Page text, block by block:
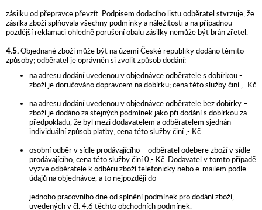
zásilku od přepravce převzít. Podpisem dodacího listu odběratel stvrzuje, že
zásilka zboží splňovala všechny podmínky a náležitosti a na případnou
pozdější reklamaci ohledně porušení obalu zásilky nemůže být brán zřetel.
4.5.Objednané zboží může být na území České republiky dodáno těmito
způsoby; odběratel je oprávněn si zvolit způsob dodání:
na adresu dodání uvedenou v objednávce odběratele s dobírkou -
zboží je doručováno dopravcem na dobírku; cena této služby činí ,- Kč
na adresu dodání uvedenou v objednávce odběratele bez dobírky –
zboží je dodáno za stejných podmínek jako při dodání s dobírkou za
předpokladu, že byl mezi dodavatelem a odběratelem sjednán
individuální způsob platby; cena této služby činí ,- Kč
osobní odběr v sídle prodávajícího – odběratel odebere zboží v sídle
prodávajícího; cena této služby činí 0,- Kč. Dodavatel v tomto případě
vyzve odběratele k odběru zboží telefonicky nebo e-mailem podle
údajů na objednávce, a to nejpozději do
jednoho pracovního dne od splnění podmínek pro dodání zboží,
uvedených v čl. 4.6 těchto obchodních podmínek.